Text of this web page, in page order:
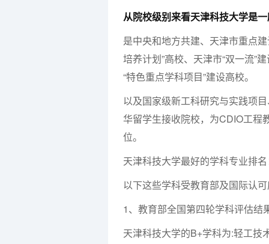
从院校级别来看天津科技大学是
是中央和地方共建、天津市重点
培养计划”高校、天津市“双一流”
“特色重点学科项目”建设高校。
以及国家级新工科研究与实践项
华留学生接收院校，为CDIO工程
位。
天津科技大学最好的学科专业排
以下这些学科受教育部及国际认
1、教育部全国第四轮学科评估结
天津科技大学的B+学科为:轻工技